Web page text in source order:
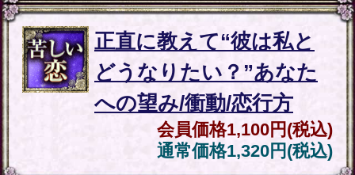
できませんので、10日間を超え
ントアウト等されることを推奨
いたします。
動作環境
各商品ページにも動作環境が明
記されておりますのでご確認く
この占い番組は、次の環境でご